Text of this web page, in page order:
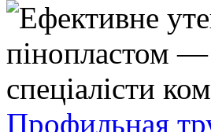
Профильная